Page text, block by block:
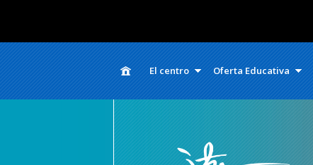
El centro Oferta Educativa